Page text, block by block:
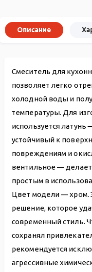
Описание
Смеситель для
позволяет легко
холодной воды и
температуры. Для
используется
устойчивый к
повреждениям и
вентильное —
простым в
Цвет модели — хром.
решение, которое
современный стиль.
сохранял
рекомендуется
агрессивные